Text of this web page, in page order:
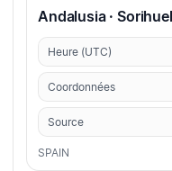
Andalusia ·
Heure (UTC)
Coordonnées
Source
SPAIN